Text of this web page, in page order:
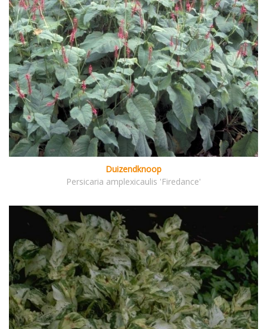
Duizendknoop
Persicaria amplexicaulis 'Firedance'